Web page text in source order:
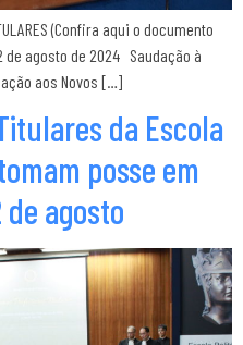
(Confira aqui o documento
22 de agosto de 2024 Saudação à
aos Novos […]
da Escola
posse em
agosto